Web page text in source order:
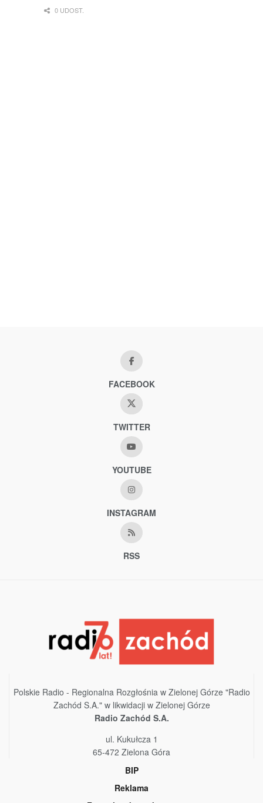
0 UDOST.
FACEBOOK
TWITTER
YOUTUBE
INSTAGRAM
RSS
Polskie Radio - Regionalna Rozgłośnia w Zielonej Górze "Radio
Zachód S.A." w likwidacji w Zielonej Górze
Radio Zachód S.A.
ul. Kukułcza 1
65-472 Zielona Góra
BIP
Reklama